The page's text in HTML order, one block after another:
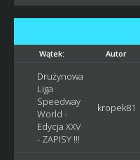
Wątek: Autor
Drużynowa
Liga
Speedway
World -
Edycja XXV
- ZAPISY !!!
kropek81